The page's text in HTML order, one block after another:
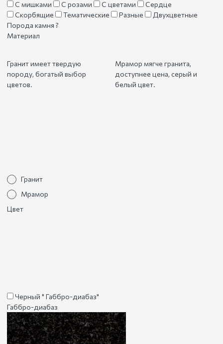
С мишками С розами С цветами
Сердце
Скорбящие
Тематические Разные
Двухцветные
Порода камня ?
Материал
Гранит имеет твердую
породу, богатый выбор
цветов.
Мрамор мягче гранита,
доступнее цена, серый и
белый цвет.
Гранит
Мрамор
Цвет
Черный " Габбро-диабаз"
Габбро-диабаз